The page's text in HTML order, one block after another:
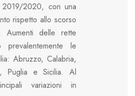
2019/2020, con una
rispetto allo scorso
delle rette
prevalentemente le
Abruzzo, Calabria,
Puglia e Sicilia. Al
variazioni in